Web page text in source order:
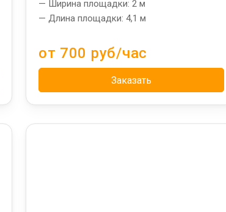
— Ширина площадки: 2 м
— Длина площадки: 4,1 м
от 700 руб/час
Заказать